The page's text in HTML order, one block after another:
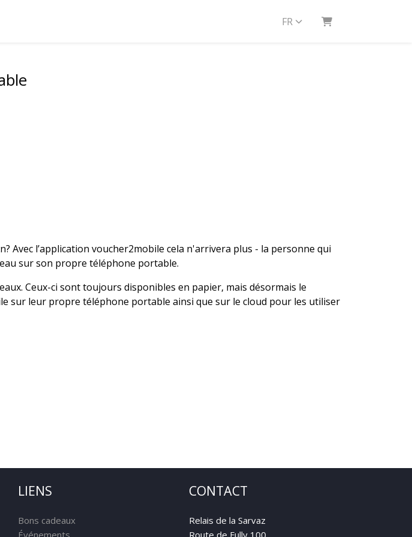
FR PANIER
Avec l’application voucher2mobile cela n'arrivera plus - la personne qui
sur son propre téléphone portable.
Ceux-ci sont toujours disponibles en papier, mais désormais le
sur leur propre téléphone portable ainsi que sur le cloud pour les utiliser
LIENS
Bons cadeaux
Événements
CONTACT
Relais de la Sarvaz
Route de Fully 100